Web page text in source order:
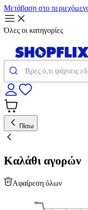
Μετάβαση στο
Όλες οι κατηγορίες
Πίσω
Καλάθι αγορών
Αφαίρεση όλων